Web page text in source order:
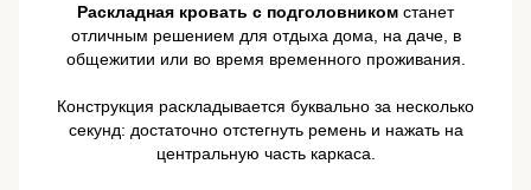
Раскладная кровать с подголовником станет
отличным решением для отдыха дома, на даче, в
общежитии или во время временного проживания.
Конструкция раскладывается буквально за несколько
секунд: достаточно отстегнуть ремень и нажать на
центральную часть каркаса.